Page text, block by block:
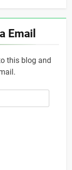
Email
this blog and